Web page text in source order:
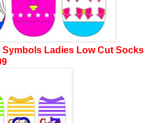
Ladies Low Cut Socks